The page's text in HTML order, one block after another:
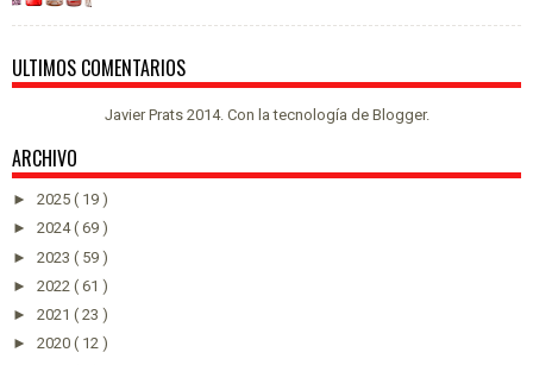
ULTIMOS COMENTARIOS
Javier Prats 2014. Con la tecnología de Blogger.
ARCHIVO
► 2025 ( 19 )
► 2024( 69 )
► 2023 ( 59 )
► 2022 ( 61 )
► 2021 ( 23 )
► 2020 ( 12 )